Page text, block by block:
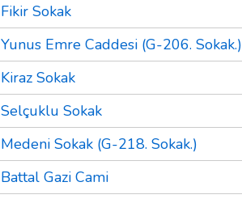
Fikir Sokak
Yunus Emre Caddesi (G-206. Sokak.)
Kiraz Sokak
Selçuklu Sokak
Medeni Sokak (G-218. Sokak.)
Battal Gazi Cami